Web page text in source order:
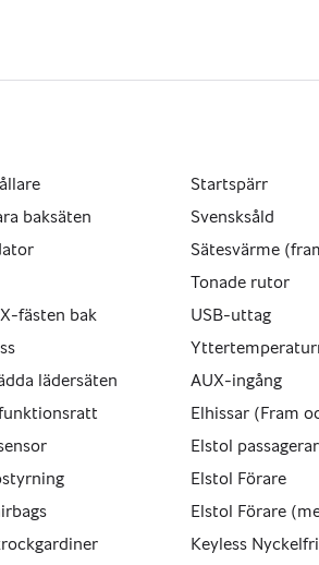
baksäten
fästen bak
lädersäten
Startspärr
Svensksåld
Sätesvärme
Tonade rutor
USB-uttag
AUX-ingång
Elhissar (Fram
Elstol
Elstol Förare
Elstol Förare
Keyless